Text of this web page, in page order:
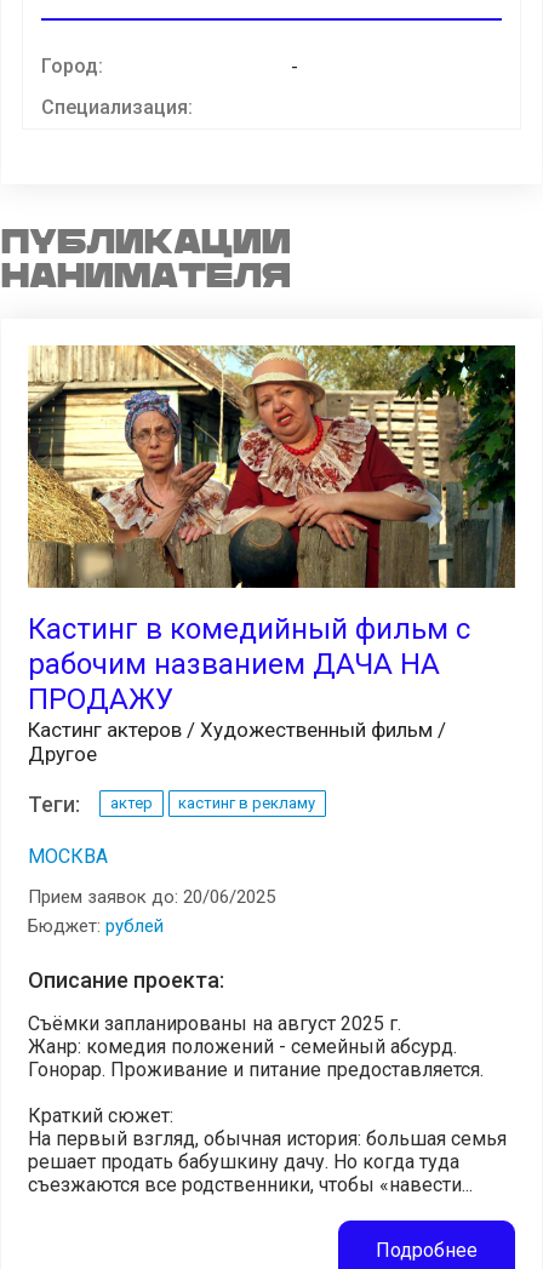
Город: -
Специализация:
Публикации
нанимателя
Кастинг в комедийный фильм с
рабочим названием ДАЧА НА
ПРОДАЖУ
Кастинг актеров / Художественный фильм /
Другое
Теги: актер кастинг в рекламу
МОСКВА
Прием заявок до: 20/06/2025
Бюджет: рублей
Описание проекта:
Съёмки запланированы на август 2025 г.
Жанр: комедия положений - семейный абсурд.
Гонорар. Проживание и питание предоставляется.
Краткий сюжет:
На первый взгляд, обычная история: большая семья
решает продать бабушкину дачу. Но когда туда
съезжаются все родственники, чтобы «навести...
Подробнее